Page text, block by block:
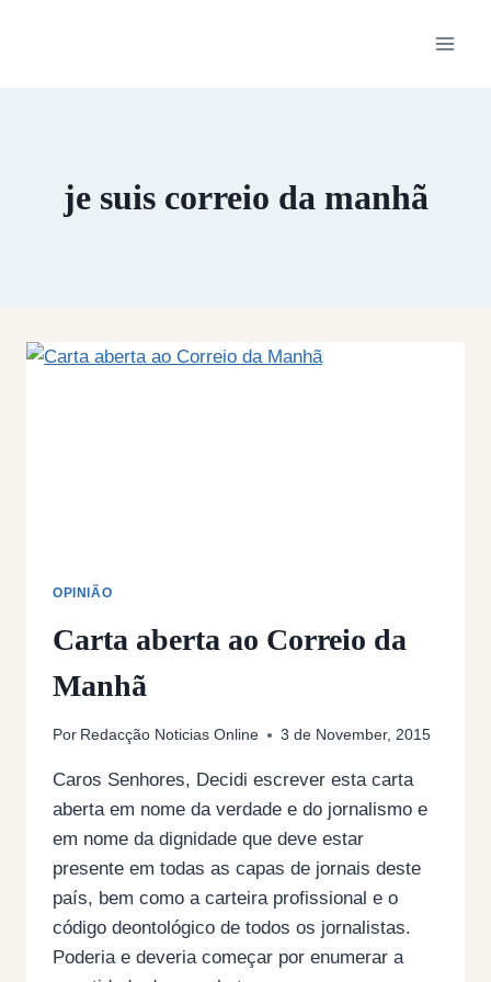
je suis correio da manhã
OPINIÃO
Carta aberta ao Correio da
Manhã
Por Redacção Noticias Online 3 de November, 2015
Caros Senhores, Decidi escrever esta carta
aberta em nome da verdade e do jornalismo e
em nome da dignidade que deve estar
presente em todas as capas de jornais deste
país, bem como a carteira profissional e o
código deontológico de todos os jornalistas.
Poderia e deveria começar por enumerar a